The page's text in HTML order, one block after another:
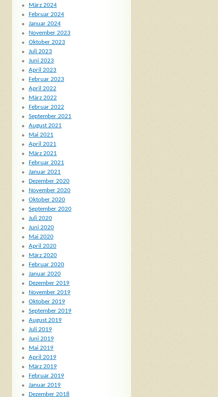
März 2024
Februar 2024
Januar 2024
November 2023
Oktober 2023
Juli 2023
Juni 2023
April 2023
Februar 2023
April 2022
März 2022
Februar 2022
September 2021
August 2021
Mai 2021
April 2021
März 2021
Februar 2021
Januar 2021
Dezember 2020
November 2020
Oktober 2020
September 2020
Juli 2020
Juni 2020
Mai 2020
April 2020
März 2020
Februar 2020
Januar 2020
Dezember 2019
November 2019
Oktober 2019
September 2019
August 2019
Juli 2019
Juni 2019
Mai 2019
April 2019
März 2019
Februar 2019
Januar 2019
Dezember 2018